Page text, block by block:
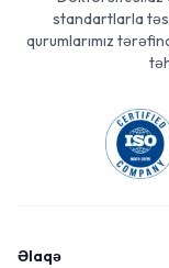
standartlarla
qurumlarımız
Əlaqə